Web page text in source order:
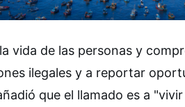
vida de las personas y
ilegales y a reportar
que el llamado es a "vivir